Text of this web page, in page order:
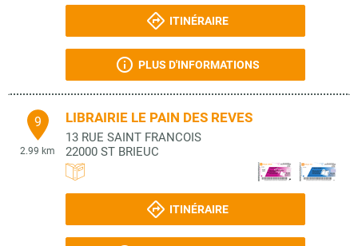
ITINÉRAIRE
PLUS D'INFORMATIONS
9
2.99 km
LIBRAIRIE LE PAIN DES REVES
13 RUE SAINT FRANCOIS
22000 ST BRIEUC
ITINÉRAIRE